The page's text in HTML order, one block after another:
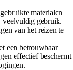
materialen
veelvuldig gebruik.
van het reizen te
een betrouwbaar
effectief beschermt